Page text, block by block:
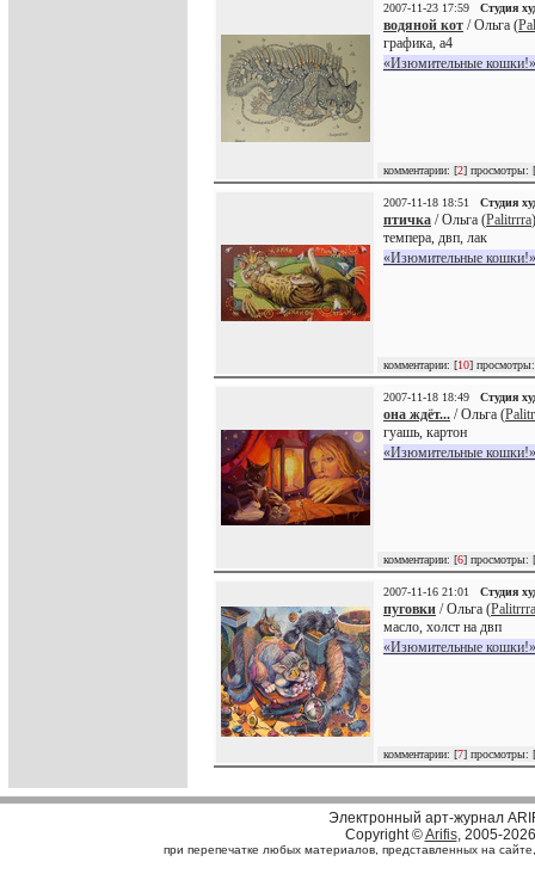
2007-11-23 17:59 Студия
водяной кот / Ольга (
графика, а4
«Изюмительные
комментарии: [2] просмотры: [
2007-11-18 18:51 Студия
птичка / Ольга (Palitrrra)
темпера, двп, лак
«Изюмительные
комментарии: [10]
2007-11-18 18:49 Студия
она ждёт... / Ольга (
гуашь, картон
«Изюмительные
комментарии: [6] просмотры: [
2007-11-16 21:01 Студия
пуговки / Ольга (Palitrrra
масло, холст на двп
«Изюмительные
комментарии: [7] просмотры: [
Электронный арт-журнал
Copyright ©Arifis, 2005-2026
при перепечатке любых материалов, представленных на